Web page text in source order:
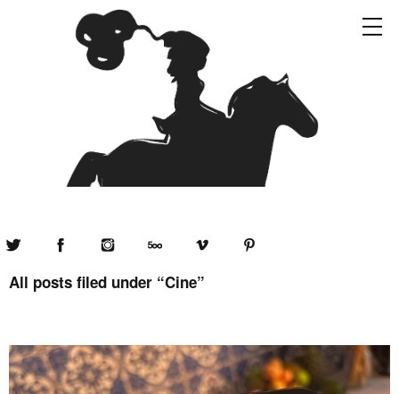
All posts filed under “Cine”